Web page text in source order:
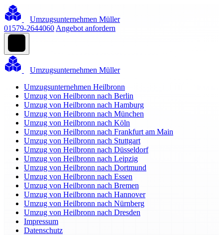
Umzugsunternehmen Müller
01579-2644060 Angebot anfordern
Umzugsunternehmen Müller
Umzugsunternehmen Heilbronn
Umzug von Heilbronn nach Berlin
Umzug von Heilbronn nach Hamburg
Umzug von Heilbronn nach München
Umzug von Heilbronn nach Köln
Umzug von Heilbronn nach Frankfurt am Main
Umzug von Heilbronn nach Stuttgart
Umzug von Heilbronn nach Düsseldorf
Umzug von Heilbronn nach Leipzig
Umzug von Heilbronn nach Dortmund
Umzug von Heilbronn nach Essen
Umzug von Heilbronn nach Bremen
Umzug von Heilbronn nach Hannover
Umzug von Heilbronn nach Nürnberg
Umzug von Heilbronn nach Dresden
Impressum
Datenschutz